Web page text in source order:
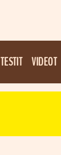
TESTIT VIDEOT